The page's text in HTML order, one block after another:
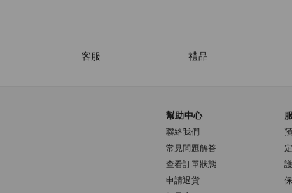
客服 禮品
幫助中心
聯絡我們
常見問題解答
查看訂單狀態
申請退貨